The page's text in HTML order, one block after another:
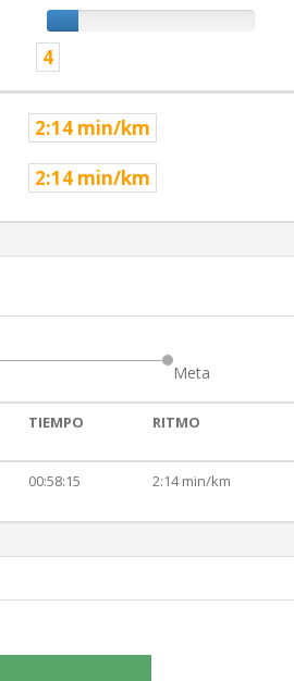
4
2:14 min/km
2:14 min/km
Meta
TIEMPO RITMO
00:58:15 2:14 min/km